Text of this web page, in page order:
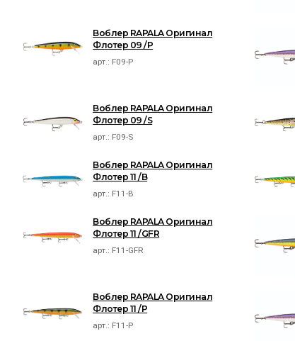
Воблер RAPALA Оригинал
Флотер 09 /P
арт.: F09-P
Воблер RAPALA Оригинал
Флотер 09 /S
арт.: F09-S
Воблер RAPALA Оригинал
Флотер 11 /B
арт.: F11-B
Воблер RAPALA Оригинал
Флотер 11 /GFR
арт.: F11-GFR
Воблер RAPALA Оригинал
Флотер 11 /P
арт.: F11-P